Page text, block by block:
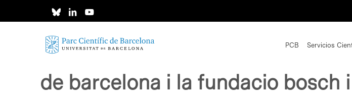
PCB Servicios
Results For"portal ca noticies noticia
de barcelona i la fundacio bosch